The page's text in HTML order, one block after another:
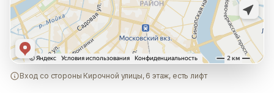
Вход со стороны Кирочной улицы, 6 этаж, есть лифт